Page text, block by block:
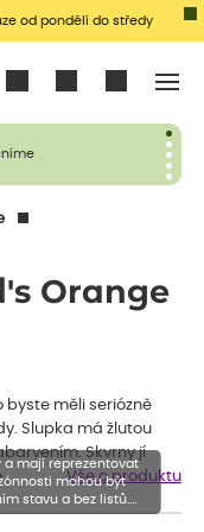
od pondělí do středy
Orange
byste měli seriózně
Slupka má žlutou
Skvrny jí
Vše o produktu
a mají reprezentovat
mohou být
stavu a bez listů.
je uvedená výška,